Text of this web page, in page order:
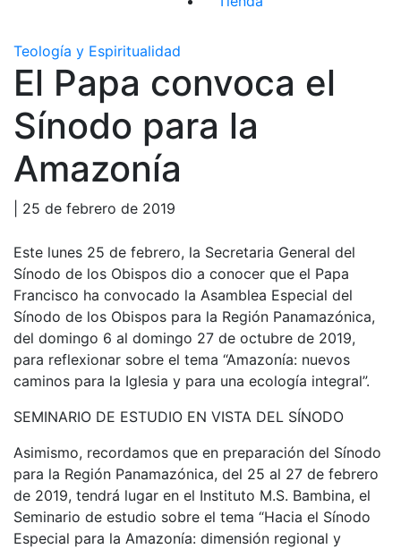
Teología y Espiritualidad
El Papa convoca el
Sínodo para la
Amazonía
| 25 de febrero de 2019
Este lunes 25 de febrero, la Secretaria General del
Sínodo de los Obispos dio a conocer que el Papa
Francisco ha convocado la Asamblea Especial del
Sínodo de los Obispos para la Región Panamazónica,
del domingo 6 al domingo 27 de octubre de 2019,
para reflexionar sobre el tema “Amazonía: nuevos
caminos para la Iglesia y para una ecología integral”.
SEMINARIO DE ESTUDIO EN VISTA DEL SÍNODO
Asimismo, recordamos que en preparación del Sínodo
para la Región Panamazónica, del 25 al 27 de febrero
de 2019, tendrá lugar en el Instituto M.S. Bambina, el
Seminario de estudio sobre el tema “Hacia el Sínodo
Especial para la Amazonía: dimensión regional y